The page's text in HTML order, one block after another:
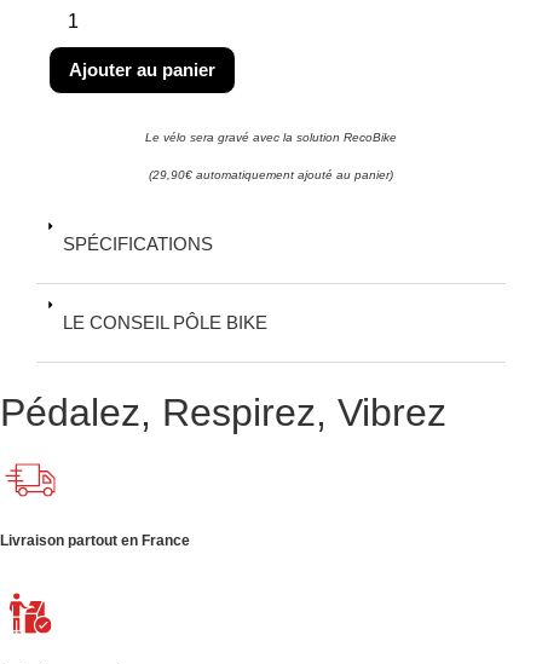
Ajouter au panier
Le vélo sera gravé avec la solution RecoBike
(29,90€ automatiquement ajouté au panier)
SPÉCIFICATIONS
LE CONSEIL PÔLE BIKE
Pédalez, Respirez, Vibrez
Livraison partout en France